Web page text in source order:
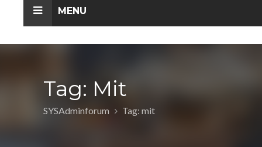
MENU
Tag: Mit
SYSAdminforum Tag: mit